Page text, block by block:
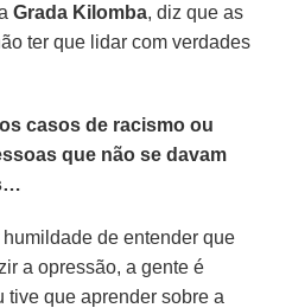
Grada Kilomba, diz que as
ter que lidar com verdades
casos de racismo ou
que não se davam
de entender que
a opressão, a gente é
tive que aprender sobre a